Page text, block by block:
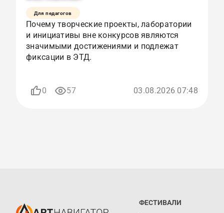
Для педагогов
Почему творческие проекты, лаборатории
и инициативы вне конкурсов являются
значимыми достижениями и подлежат
фиксации в ЭТД.
0 57 03.08.2026 07:48
ФЕСТИВАЛИ